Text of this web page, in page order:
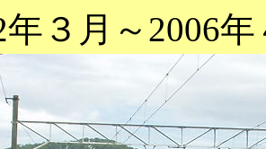
３月～2006年